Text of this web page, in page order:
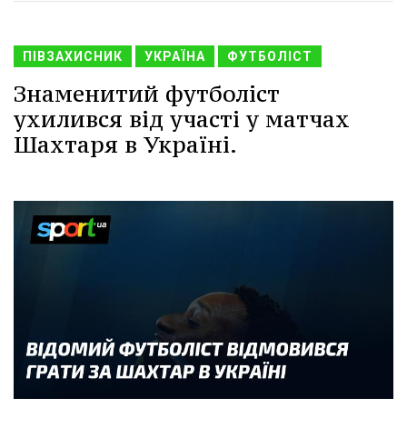
ПІВЗАХИСНИК УКРАЇНА ФУТБОЛІСТ
Знаменитий футболіст
ухилився від участі у матчах
Шахтаря в Україні.